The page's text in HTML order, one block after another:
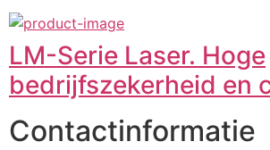
LM-Serie Laser. Hoge
bedrijfszekerheid en
Contactinformatie